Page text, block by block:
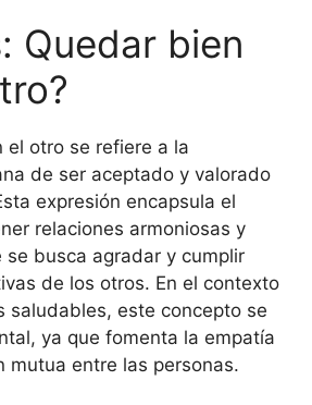
Quedar bien
el otro se refiere a la
de ser aceptado y valorado
expresión encapsula el
relaciones armoniosas y
se busca agradar y cumplir
de los otros. En el contexto
saludables, este concepto se
ya que fomenta la empatía
mutua entre las personas.